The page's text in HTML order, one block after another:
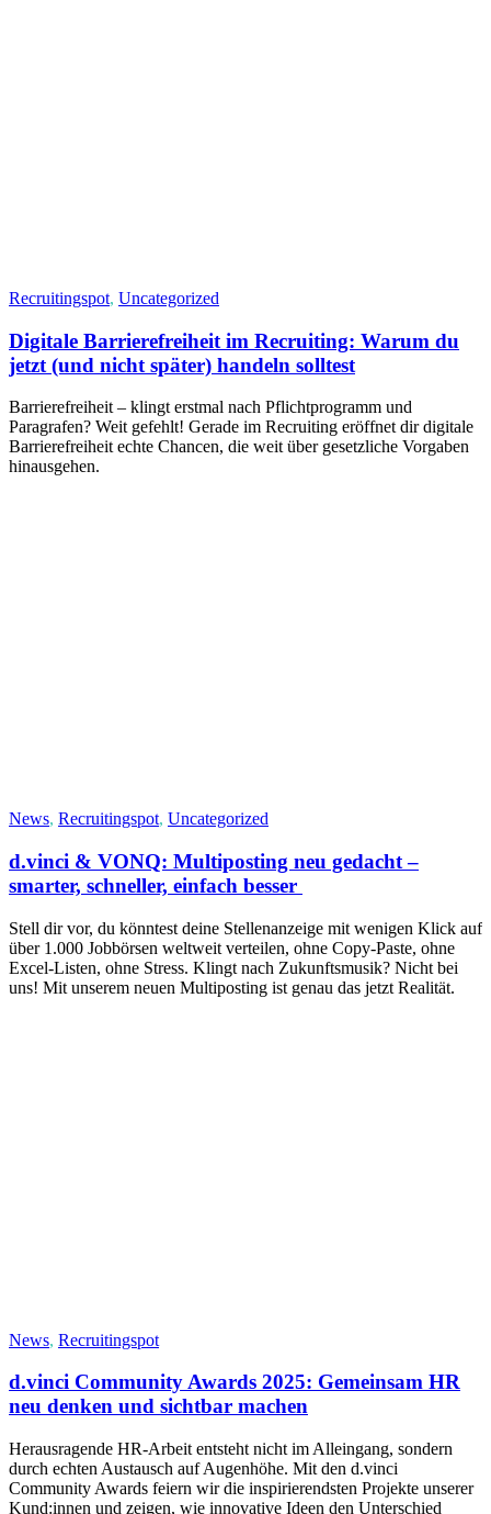
Recruitingspot, Uncategorized
Digitale Barrierefreiheit im Recruiting: Warum du
jetzt (und nicht später) handeln solltest
Barrierefreiheit – klingt erstmal nach Pflichtprogramm und
Paragrafen? Weit gefehlt! Gerade im Recruiting eröffnet dir digitale
Barrierefreiheit echte Chancen, die weit über gesetzliche Vorgaben
hinausgehen.
News, Recruitingspot, Uncategorized
d.vinci & VONQ: Multiposting neu gedacht –
smarter, schneller, einfach besser
Stell dir vor, du könntest deine Stellenanzeige mit wenigen Klick auf
über 1.000 Jobbörsen weltweit verteilen, ohne Copy-Paste, ohne
Excel-Listen, ohne Stress. Klingt nach Zukunftsmusik? Nicht bei
uns! Mit unserem neuen Multiposting ist genau das jetzt Realität.
News, Recruitingspot
d.vinci Community Awards 2025: Gemeinsam HR
neu denken und sichtbar machen
Herausragende HR-Arbeit entsteht nicht im Alleingang, sondern
durch echten Austausch auf Augenhöhe. Mit den d.vinci
Community Awards feiern wir die inspirierendsten Projekte unserer
Kund:innen und zeigen, wie innovative Ideen den Unterschied